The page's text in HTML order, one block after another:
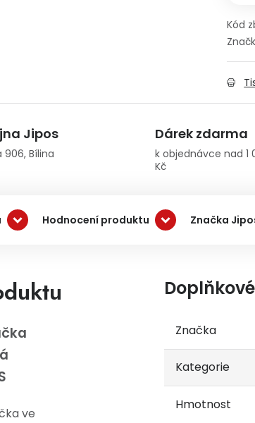
Kód
Jipos
906, Bílina
Dárek zdarma
k objednávce nad 1
Kč
Hodnocení produktu Značka
ve
Značka
Kategorie
Hmotnost